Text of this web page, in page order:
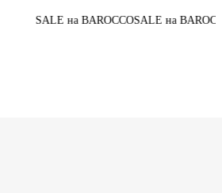
SALE на BAROCCOДо конца